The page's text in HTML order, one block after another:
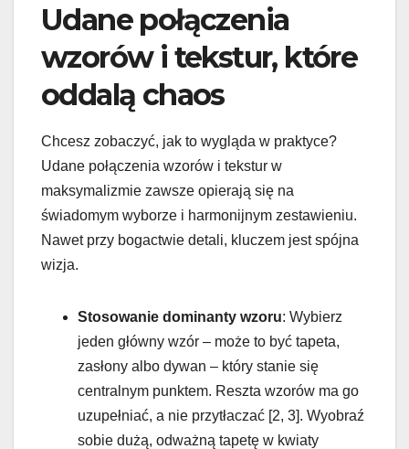
Udane połączenia
wzorów i tekstur, które
oddalą chaos
Chcesz zobaczyć, jak to wygląda w praktyce?
Udane połączenia wzorów i tekstur w
maksymalizmie zawsze opierają się na
świadomym wyborze i harmonijnym zestawieniu.
Nawet przy bogactwie detali, kluczem jest spójna
wizja.
Stosowanie dominanty wzoru: Wybierz
jeden główny wzór – może to być tapeta,
zasłony albo dywan – który stanie się
centralnym punktem. Reszta wzorów ma go
uzupełniać, a nie przytłaczać [2, 3]. Wyobraź
sobie dużą, odważną tapetę w kwiaty